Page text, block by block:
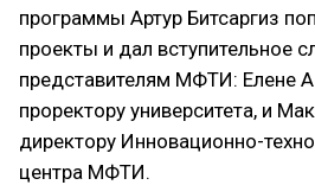
программы Артур Битсаргиз
проекты и дал вступительное
представителям МФТИ: Елене
проректору университета, и
директору Инновационно-
центра МФТИ.